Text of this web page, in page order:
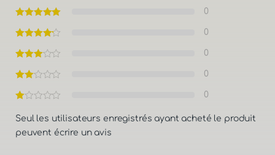
0
0
0
0
0
Seul les utilisateurs enregistrés ayant acheté le produit
peuvent écrire un avis